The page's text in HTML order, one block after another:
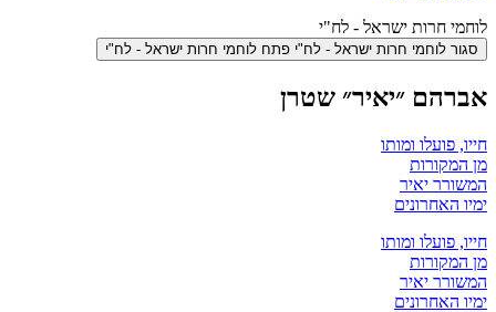
לוחמי חרות ישראל - לח"י
סגור לוחמי חרות ישראל - לח"י פתח לוחמי חרות ישראל - לח"י
אברהם ״יאיר״ שטרן
חייו, פועלו ומותו
מן המקורות
המשורר יאיר
ימיו האחרונים
חייו, פועלו ומותו
מן המקורות
המשורר יאיר
ימיו האחרונים